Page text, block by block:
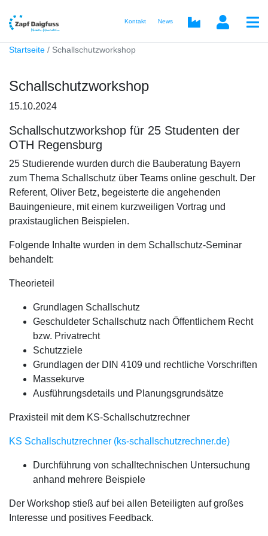
Kontakt News
Startseite Schallschutzworkshop
Schallschutzworkshop
15.10.2024
Schallschutzworkshop für 25 Studenten der
OTH Regensburg
25 Studierende wurden durch die Bauberatung Bayern
zum Thema Schallschutz über Teams online geschult. Der
Referent, Oliver Betz, begeisterte die angehenden
Bauingenieure, mit einem kurzweiligen Vortrag und
praxistauglichen Beispielen.
Folgende Inhalte wurden in dem Schallschutz-Seminar
behandelt:
Theorieteil
Grundlagen Schallschutz
Geschuldeter Schallschutz nach Öffentlichem Recht
bzw. Privatrecht
Schutzziele
Grundlagen der DIN 4109 und rechtliche Vorschriften
Massekurve
Ausführungsdetails und Planungsgrundsätze
Praxisteil mit dem KS-Schallschutzrechner
KS Schallschutzrechner (ks-schallschutzrechner.de)
Durchführung von schalltechnischen Untersuchung
anhand mehrere Beispiele
Der Workshop stieß auf bei allen Beteiligten auf großes
Interesse und positives Feedback.